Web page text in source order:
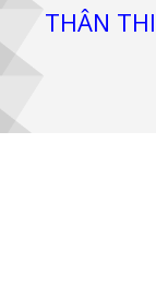
THÂN